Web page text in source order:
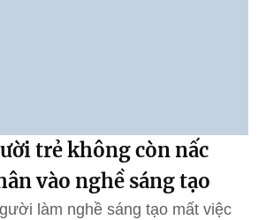
trẻ không còn nấc
vào nghề sáng tạo
làm nghề sáng tạo mất việc